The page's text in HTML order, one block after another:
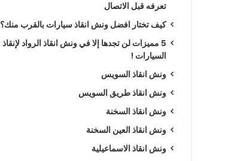
تعرفه قبل الاتصال
كيف تختار افضل ونش انقاذ سيارات بالقرب منك؟
5 مميزات لن تجدها إلا في ونش انقاذ الرواد لإنقاذ
السيارات !
ونش انقاذ السويس
ونش انقاذ طريق السويس
ونش انقاذ السخنة
ونش انقاذ العين السخنة
ونش انقاذ الاسماعيلية